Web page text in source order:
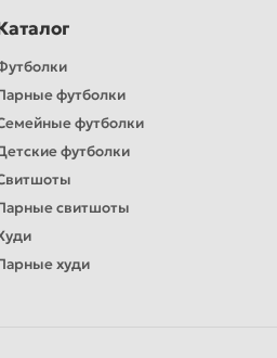
футболки
футболки
футболки
свитшоты
худи